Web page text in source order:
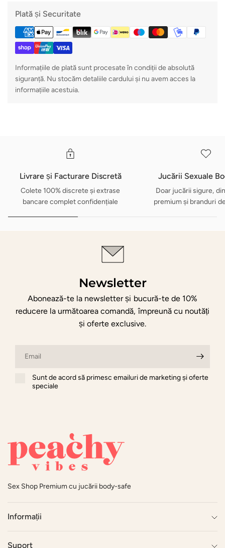
Plată și Securitate
Informațiile de plată sunt procesate în condiții de absolută
siguranță. Nu stocăm detaliile cardului și nu avem acces la
informațiile acestuia.
Livrare și Facturare Discretă
Colete 100% discrete și extrase
bancare complet confidențiale
Jucării Sexuale
Doar jucării sigure,
premium și branduri
Newsletter
Abonează-te la newsletter și bucură-te de 10%
reducere la următoarea comandă, împreună cu noutăți
și oferte exclusive.
Sunt de acord să primesc emailuri de marketing și oferte
speciale
Sex Shop Premium cu jucării body-safe
Informații
Suport